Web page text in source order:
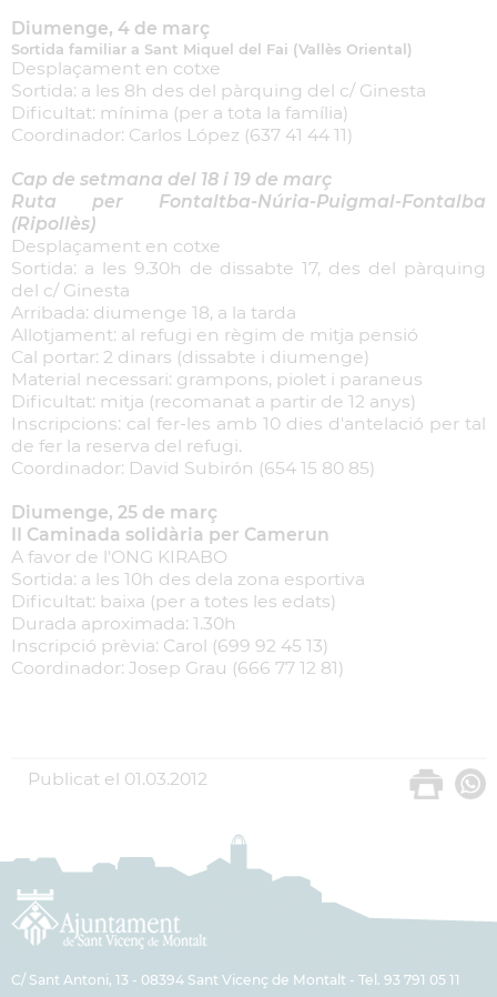
Diumenge, 4 de març
Sortida familiar a Sant Miquel del Fai (Vallès Oriental)
Desplaçament en cotxe
Sortida: a les 8h des del pàrquing del c/ Ginesta
Dificultat: mínima (per a tota la família)
Coordinador: Carlos López (637 41 44 11)
Cap de setmana del 18 i 19 de març
Ruta per Fontaltba-Núria-Puigmal-Fontalba
(Ripollès)
Desplaçament en cotxe
Sortida: a les 9.30h de dissabte 17, des del pàrquing
del c/ Ginesta
Arribada: diumenge 18, a la tarda
Allotjament: al refugi en règim de mitja pensió
Cal portar: 2 dinars (dissabte i diumenge)
Material necessari: grampons, piolet i paraneus
Dificultat: mitja (recomanat a partir de 12 anys)
Inscripcions: cal fer-les amb 10 dies d'antelació per tal
de fer la reserva del refugi.
Coordinador: David Subirón (654 15 80 85)
Diumenge, 25 de març
II Caminada solidària per Camerun
A favor de l'ONG KIRABO
Sortida: a les 10h des dela zona esportiva
Dificultat: baixa (per a totes les edats)
Durada aproximada: 1.30h
Inscripció prèvia: Carol (699 92 45 13)
Coordinador: Josep Grau (666 77 12 81)
Publicat el 01.03.2012
C/ Sant Antoni, 13 - 08394 Sant Vicenç de Montalt - Tel. 93 791 05 11